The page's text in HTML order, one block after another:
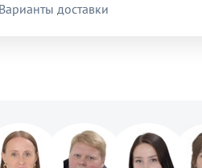
Варианты доставки